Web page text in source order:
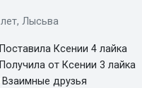
Лысьва
Ксении 4 лайка
от Ксении 3 лайка
Взаимные друзья